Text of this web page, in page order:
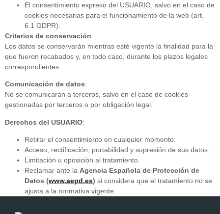
El consentimiento expreso del USUARIO, salvo en el caso de
cookies necesarias para el funcionamiento de la web (art.
6.1 GDPR).
Criterios de conservación:
Los datos se conservarán mientras esté vigente la finalidad para la
que fueron recabados y, en todo caso, durante los plazos legales
correspondientes.
Comunicación de datos:
No se comunicarán a terceros, salvo en el caso de cookies
gestionadas por terceros o por obligación legal.
Derechos del USUARIO:
Retirar el consentimiento en cualquier momento.
Acceso, rectificación, portabilidad y supresión de sus datos.
Limitación u oposición al tratamiento.
Reclamar ante la Agencia Española de Protección de
Datos (www.aepd.es) si considera que el tratamiento no se
ajusta a la normativa vigente.